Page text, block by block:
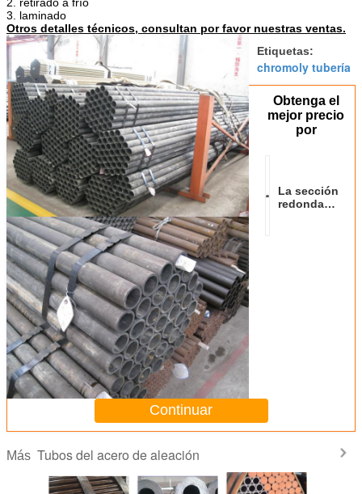
3. laminado
Otros detalles técnicos, consultan por favor nuestras ventas.
Etiquetas:
chromoly tubería
Obtenga el
mejor precio
por
La sección
redonda
Continuar
Más Tubos del acero de aleación